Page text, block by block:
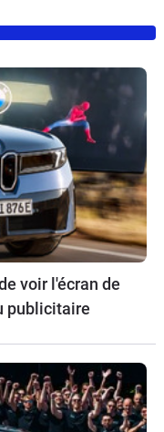
voir l'écran de
publicitaire